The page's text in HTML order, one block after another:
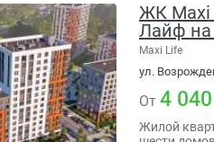
ЖК Maxi
Лайф на
Maxi Life
ул.
От 4
Жилой